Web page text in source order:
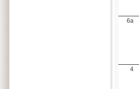
6a
4